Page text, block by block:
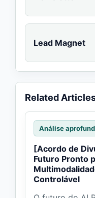
Lead Magnet
Related
Análise
[Acordo de
Futuro Pronto
Controlável